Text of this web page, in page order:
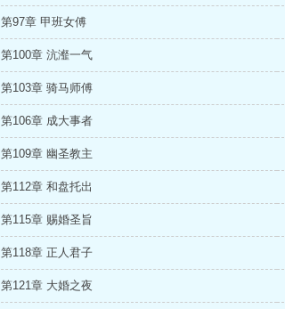
第97章 甲班女傅
第100章 沆瀣一气
第103章 骑马师傅
第106章 成大事者
第109章 幽圣教主
第112章 和盘托出
第115章 赐婚圣旨
第118章 正人君子
第121章 大婚之夜